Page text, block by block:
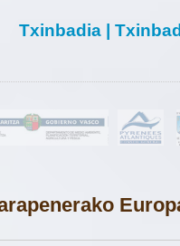
Txinbadia